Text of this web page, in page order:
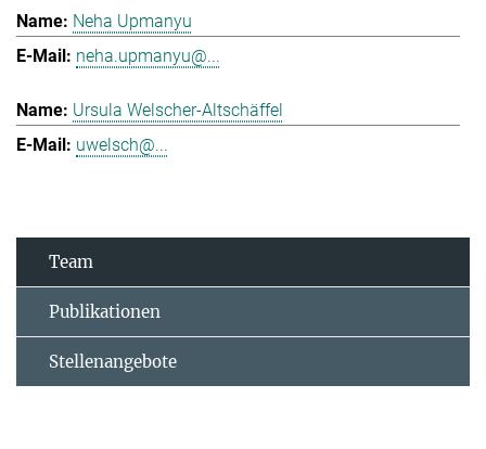
Neha Upmanyu
neha.upmanyu@...
Ursula Welscher-Altschäffel
uwelsch@...
Team
Publikationen
Stellenangebote